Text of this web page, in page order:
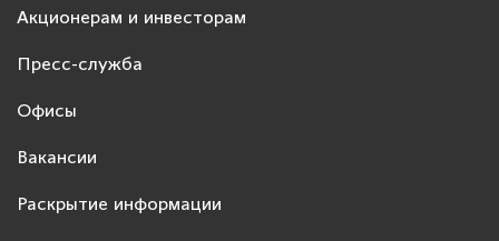
Акционерам и инвесторам
Пресс-служба
Офисы
Вакансии
Раскрытие информации